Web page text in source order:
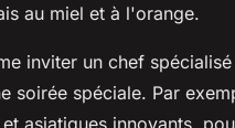
au miel et à l'orange.
inviter un chef
soirée spéciale. Par
asiatiques innovants,